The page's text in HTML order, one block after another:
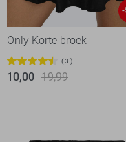
-
Only Korte broek
3
10,00 19,99